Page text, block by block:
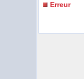
Erreur